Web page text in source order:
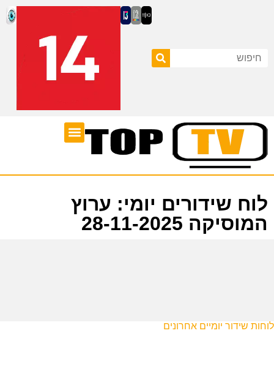
לוח שידורים יומי: ערוץ
המוסיקה 28-11-2025
לוחות שידור יומיים אחרונים